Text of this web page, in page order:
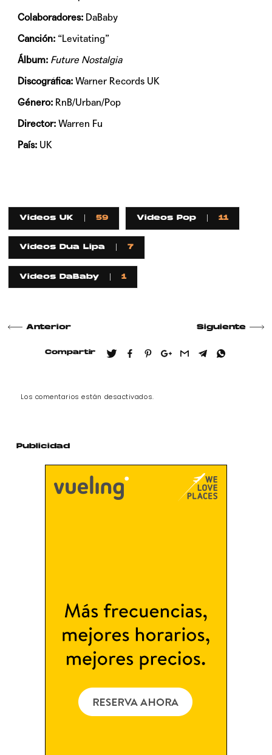
Colaboradores: DaBaby
Canción: “Levitating”
Álbum: Future Nostalgia
Discográfica: Warner Records UK
Género: RnB/Urban/Pop
Director: Warren Fu
País: UK
Videos UK 59 Videos Pop 11
Videos Dua Lipa 7
Videos DaBaby 1
Anterior Siguiente
Compartir
Los comentarios están desactivados.
Publicidad